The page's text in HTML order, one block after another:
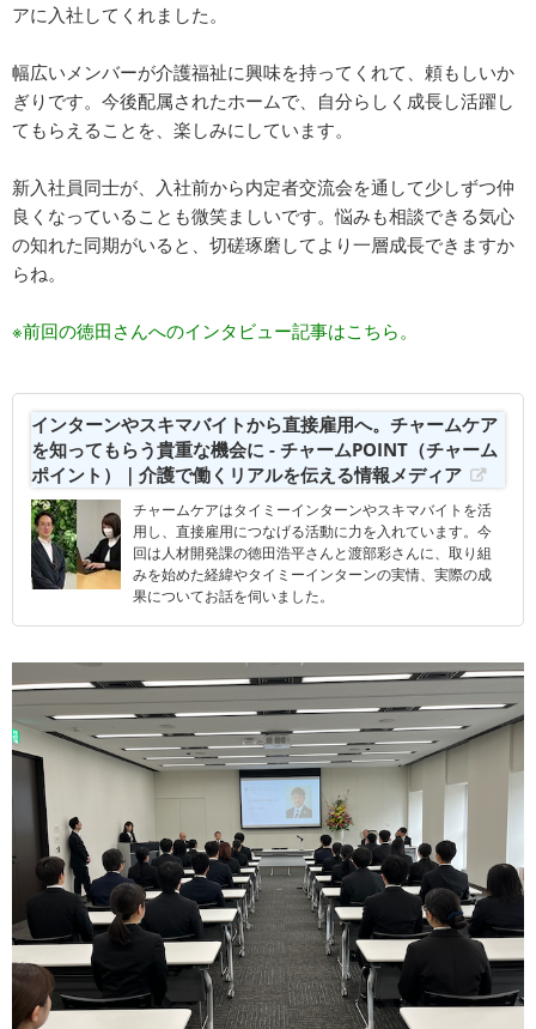
アに入社してくれました。
幅広いメンバーが介護福祉に興味を持ってくれて、頼もしいか
ぎりです。今後配属されたホームで、自分らしく成長し活躍し
てもらえることを、楽しみにしています。
新入社員同士が、入社前から内定者交流会を通して少しずつ仲
良くなっていることも微笑ましいです。悩みも相談できる気心
の知れた同期がいると、切磋琢磨してより一層成長できますか
らね。
※前回の徳田さんへのインタビュー記事はこちら。
インターンやスキマバイトから直接雇用へ。チャームケア
を知ってもらう貴重な機会に - チャームPOINT（チャーム
ポイント）｜介護で働くリアルを伝える情報メディア
チャームケアはタイミーインターンやスキマバイトを活
用し、直接雇用につなげる活動に力を入れています。今
回は人材開発課の徳田浩平さんと渡部彩さんに、取り組
みを始めた経緯やタイミーインターンの実情、実際の成
果についてお話を伺いました。